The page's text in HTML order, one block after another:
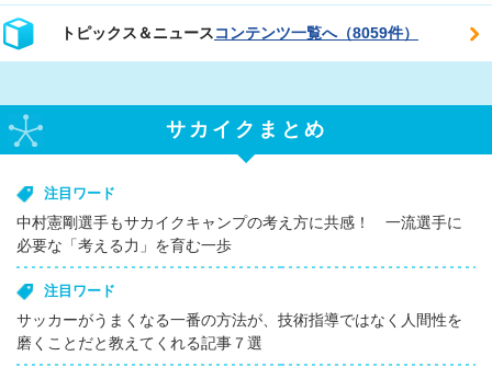
トピックス＆ニュースコンテンツ一覧へ（8059件）
サカイクまとめ
注目ワード
中村憲剛選手もサカイクキャンプの考え方に共感！ 一流選手に
必要な「考える力」を育む一歩
注目ワード
サッカーがうまくなる一番の方法が、技術指導ではなく人間性を
磨くことだと教えてくれる記事７選